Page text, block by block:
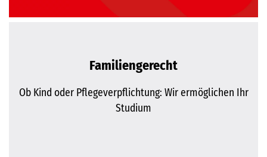
Familiengerecht
Ob Kind oder Pflegeverpflichtung: Wir ermöglichen Ihr
Studium